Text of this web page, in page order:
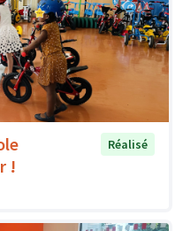
!
Réalisé